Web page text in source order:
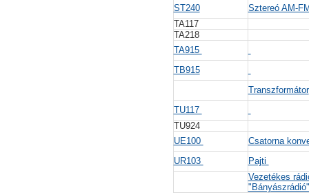
ST240
Sztereó AM-
TA117
TA218
TA915
TB915
Transzformátor
TU117
TU924
UE100
Csatorna
UR103
Pajti
Vezetékes